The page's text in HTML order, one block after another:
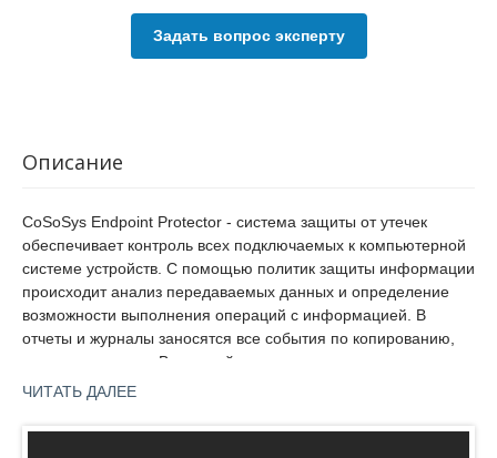
Задать вопрос эксперту
Описание
CoSoSys Endpoint Protector - система защиты от утечек
обеспечивает контроль всех подключаемых к компьютерной
системе устройств. С помощью политик защиты информации
происходит анализ передаваемых данных и определение
возможности выполнения операций с информацией. В
отчеты и журналы заносятся все события по копированию,
переносу данных. В дальнейшем с помощью отчетов можно
осуществлять расследование инцидентов.
ЧИТАТЬ ДАЛЕЕ